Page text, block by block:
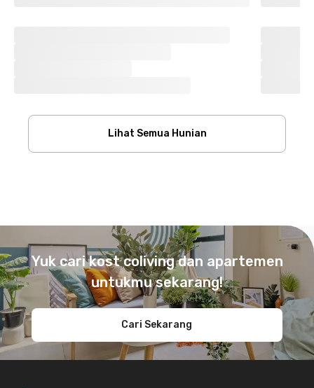
Lihat Semua Hunian
Yuk cari kost coliving dan apartemen
untukmu sekarang!
Cari Sekarang